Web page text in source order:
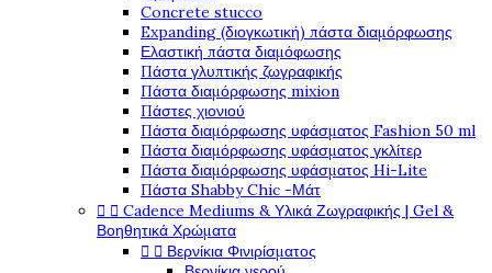
Concrete stucco
Expanding (διογκωτική) πάστα διαμόρφωσης
Ελαστική πάστα διαμόφωσης
Πάστα γλυπτικής ζωγραφικής
Πάστα διαμόρφωσης mixion
Πάστες χιονιού
Πάστα διαμόρφωσης υφάσματος Fashion 50 ml
Πάστα διαμόρφωσης υφάσματος γκλίτερ
Πάστα διαμόρφωσης υφάσματος Hi-Lite
Πάστα Shabby Chic -Μάτ
  Cadence Mediums & Υλικά Ζωγραφικής | Gel &
Βοηθητικά Χρώματα
  Βερνίκια Φινιρίσματος